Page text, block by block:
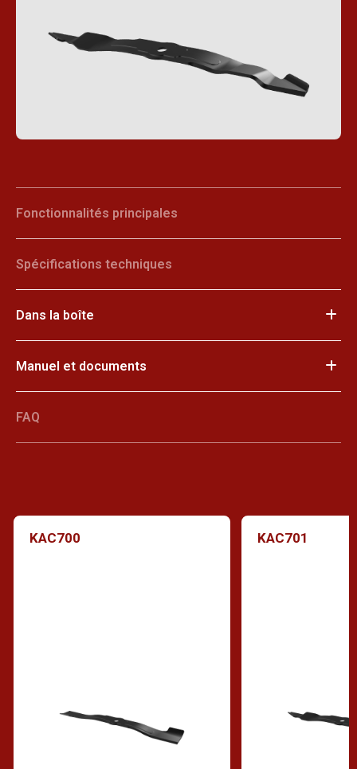
Fonctionnalités principales
Spécifications techniques
Dans la boîte
Manuel et documents
FAQ
KAC700 KAC701